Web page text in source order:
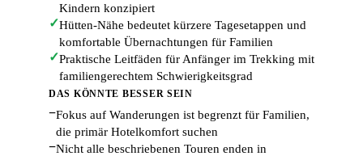
Kindern konzipiert
✓Hütten-Nähe bedeutet kürzere Tagesetappen und
komfortable Übernachtungen für Familien
✓Praktische Leitfäden für Anfänger im Trekking mit
familiengerechtem Schwierigkeitsgrad
DAS KÖNNTE BESSER SEIN
−Fokus auf Wanderungen ist begrenzt für Familien,
die primär Hotelkomfort suchen
−Nicht alle beschriebenen Touren enden in